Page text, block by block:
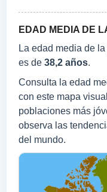
EDAD MEDIA DE
La edad media de
es de 38,2 años.
Consulta la edad
con este mapa
poblaciones más
observa las
del mundo.